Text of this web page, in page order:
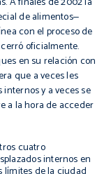
dealimentos‒
con el proceso de
oficialmente.
en su relación con
que a veces les
y a veces se
a la hora de acceder
cuatro
internos en